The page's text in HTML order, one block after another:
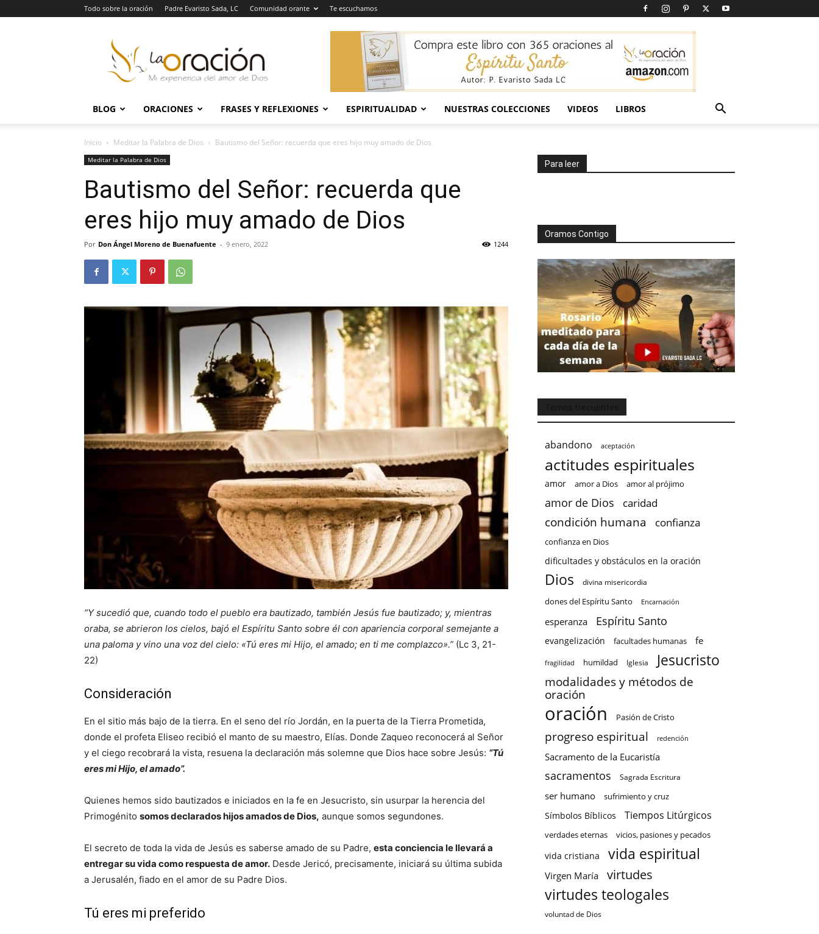
Todo sobre la oración Padre Evaristo Sada, LC Comunidad orante Te escuchamos
Oración
BLOG ORACIONES FRASES Y REFLEXIONES ESPIRITUALIDAD NUESTRAS COLECCIONES VIDEOS LIBROS
Inicio Meditar la Palabra de Dios Bautismo del Señor: recuerda que eres hijo muy amado de Dios
Meditar la Palabra de Dios
Bautismo del Señor: recuerda que
eres hijo muy amado de Dios
Por Don Ángel Moreno de Buenafuente - 9 enero, 2022 1244
“Y sucedió que, cuando todo el pueblo era bautizado, también Jesús fue bautizado; y, mientras
oraba, se abrieron los cielos, bajó el Espíritu Santo sobre él con apariencia corporal semejante a
una paloma y vino una voz del cielo: «Tú eres mi Hijo, el amado; en ti me complazco».” (Lc 3, 21-
22)
Consideración
En el sitio más bajo de la tierra. En el seno del río Jordán, en la puerta de la Tierra Prometida,
donde el profeta Eliseo recibió el manto de su maestro, Elías. Donde Zaqueo reconocerá al Señor
y el ciego recobrará la vista, resuena la declaración más solemne que Dios hace sobre Jesús: “Tú
eres mi Hijo, el amado”.
Quienes hemos sido bautizados e iniciados en la fe en Jesucristo, sin usurpar la herencia del
Primogénito somos declarados hijos amados de Dios, aunque somos segundones.
El secreto de toda la vida de Jesús es saberse amado de su Padre, esta conciencia le llevará a
entregar su vida como respuesta de amor. Desde Jericó, precisamente, iniciará su última subida
a Jerusalén, fiado en el amor de su Padre Dios.
Tú eres mi preferido
Para leer
Oramos Contigo
abandono aceptación
actitudes espirituales
amor amor a Dios amor al prójimo
amor de Dios caridad
condición humana confianza
confianza en Dios
dificultades y obstáculos en la oración
Dios divina misericordia
dones del Espíritu Santo Encarnación
esperanza Espíritu Santo
evangelización facultades humanas fe
fragilidad humildad Iglesia Jesucristo
modalidades y métodos de
oración
oración Pasión de Cristo
progreso espiritual redención
Sacramento de la Eucaristía
sacramentos Sagrada Escritura
ser humano sufrimiento y cruz
Símbolos Bíblicos Tiempos Litúrgicos
verdades eternas vicios, pasiones y pecados
vida cristiana vida espiritual
Virgen María virtudes
virtudes teologales
voluntad de Dios